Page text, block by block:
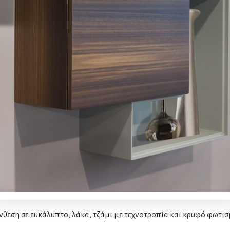
σε ευκάλυπτο, λάκα, τζάμι με τεχνοτροπία και κρυφό